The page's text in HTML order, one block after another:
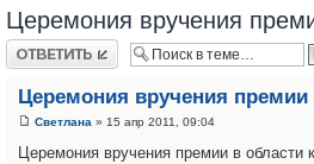
Церемония вручения
Ответить
Церемония вручения
Светлана » 15 апр 2011, 09:04
Церемония вручения премии в области